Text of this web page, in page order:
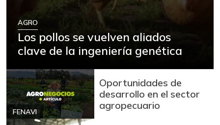
AGRO
Los pollos se vuelven aliados
clave de la ingeniería genética
FENAVI
Oportunidades de
desarrollo en el sector
agropecuario